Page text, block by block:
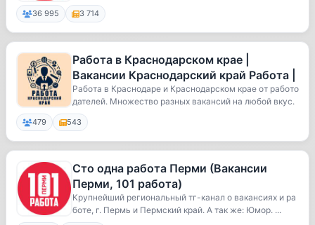
36 995 3 714
Работа в Краснодарском крае |
Вакансии Краснодарский край Работа |
Работа в Краснодаре и Краснодарском крае от работо
дателей. Множество разных вакансий на любой вкус.
479 543
Сто одна работа Перми (Вакансии
Перми, 101 работа)
Крупнейший региональный тг-канал о вакансиях и ра
боте, г. Пермь и Пермский край. А так же: Юмор. ...